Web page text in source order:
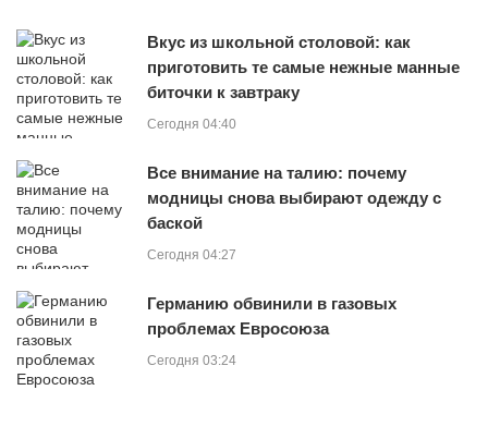
Вкус из школьной столовой: как
приготовить те самые нежные манные
биточки к завтраку
Сегодня 04:40
Все внимание на талию: почему
модницы снова выбирают одежду с
баской
Сегодня 04:27
Германию обвинили в газовых
проблемах Евросоюза
Сегодня 03:24